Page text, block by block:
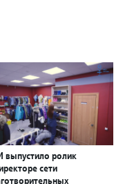
выпустило ролик
сети